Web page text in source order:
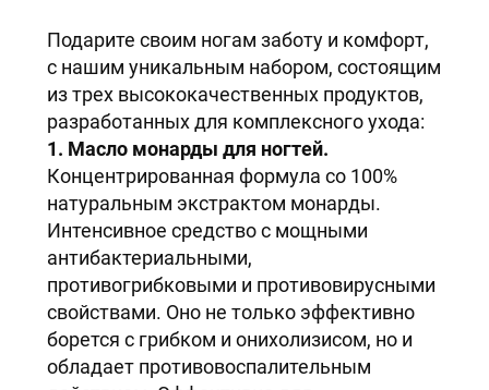
Подарите своим ногам заботу и комфорт,
с нашим уникальным набором, состоящим
из трех высококачественных продуктов,
разработанных для комплексного ухода:
1. Масло монарды для ногтей.
Концентрированная формула со 100%
натуральным экстрактом монарды.
Интенсивное средство с мощными
антибактериальными,
противогрибковыми и противовирусными
свойствами. Оно не только эффективно
борется с грибком и онихолизисом, но и
обладает противовоспалительным